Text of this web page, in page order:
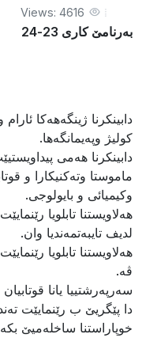
Views: 4616
بەرنامێ كارى 23-24
دابینكرنا ژینگه‌هه‌كا
كولیژ وپه‌یمانگه‌ها.
دابینكرنا هه‌مى
ماموستا وته‌كنیكارا و
وكیمیائى و بایولوجى.
هه‌لاویستنا تابلویا
لدیف تایبه‌تمه‌ندیا وان.
هه‌لاویستنا تابلویا
ڤه‌.
سه‌رپه‌رشتییا یانا
دا پێگریێ ب رێنمایێت
خوپاراستنا ساخله‌میێ